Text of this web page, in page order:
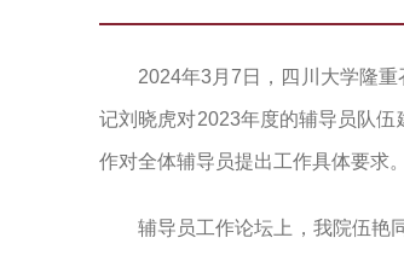
2024年3月7日，四川大学隆
记刘晓虎对2023年度的辅导员队
作对全体辅导员提出工作具体要求。
辅导员工作论坛上，我院伍艳